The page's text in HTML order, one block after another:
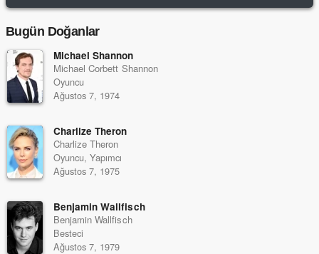
Bugün Doğanlar
Michael Shannon
Michael Corbett Shannon
Oyuncu
Ağustos 7, 1974
Charlize Theron
Charlize Theron
Oyuncu, Yapımcı
Ağustos 7, 1975
Benjamin Wallfisch
Benjamin Wallfisch
Besteci
Ağustos 7, 1979